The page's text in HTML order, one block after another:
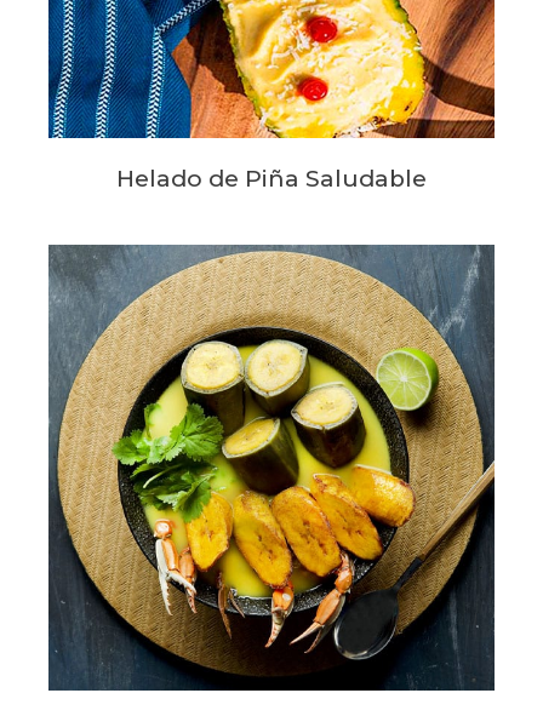
Helado de Piña Saludable